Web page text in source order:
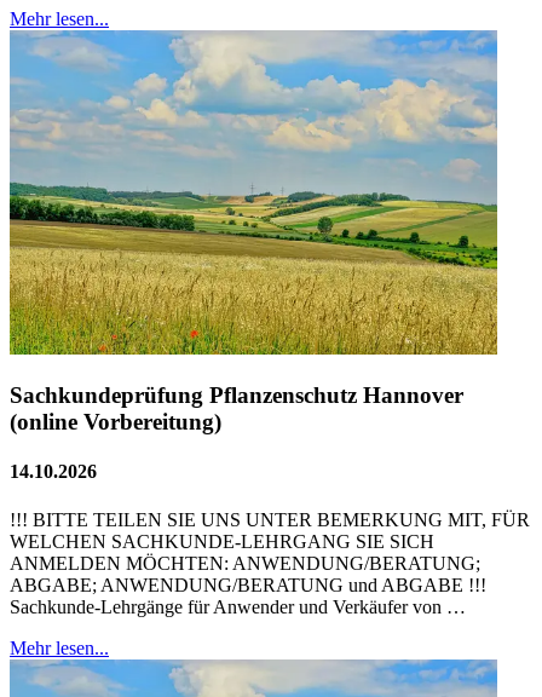
Mehr lesen...
Sachkundeprüfung Pflanzenschutz Hannover
(online Vorbereitung)
14.10.2026
!!! BITTE TEILEN SIE UNS UNTER BEMERKUNG MIT, FÜR
WELCHEN SACHKUNDE-LEHRGANG SIE SICH
ANMELDEN MÖCHTEN: ANWENDUNG/BERATUNG;
ABGABE; ANWENDUNG/BERATUNG und ABGABE !!!
Sachkunde-Lehrgänge für Anwender und Verkäufer von …
Mehr lesen...